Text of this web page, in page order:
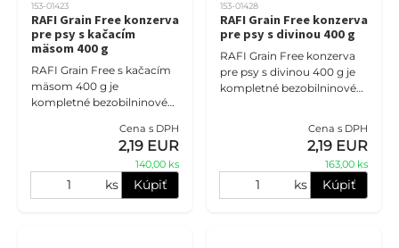
153-01423
RAFI Grain Free konzerva
pre psy s kačacím
mäsom 400 g
RAFI Grain Free s kačacím
mäsom 400 g je
kompletné bezobilninové
psy všetkých plemien.
Kačacia receptúra prináša
Cena s DPH
2,19 EUR
140,00 ks
ks Kúpiť
153-01428
RAFI Grain Free konzerva
pre psy s divinou 400 g
RAFI Grain Free konzerva
pre psy s divinou 400 g je
kompletné bezobilninové
Divina patrí medzi menej tr
Cena s DPH
2,19 EUR
163,00 ks
ks Kúpiť